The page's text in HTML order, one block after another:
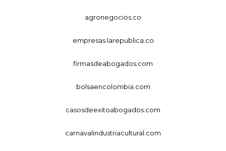
agronegocios.co
empresas.larepublica.co
firmasdeabogados.com
bolsaencolombia.com
casosdeexitoabogados.com
carnavalindustriacultural.com